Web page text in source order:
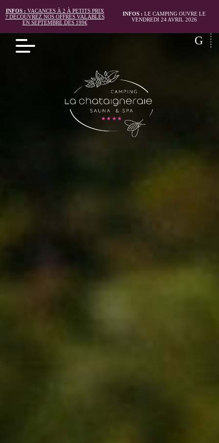
INFOS : VACANCES À 2 À PETITS PRIX
? DÉCOUVREZ NOS OFFRES VALABLES
EN SEPTEMBRE DÈS 199€
INFOS : LE CAMPING OUVRE LE
VENDREDI 24 AVRIL 2026